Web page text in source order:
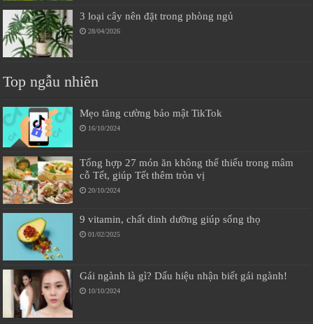
3 loại cây nên đặt trong phòng ngủ
28/04/2026
Top ngẫu nhiên
Mẹo tăng cường bảo mật TikTok
16/10/2024
Tổng hợp 27 món ăn không thể thiếu trong mâm
cỗ Tết, giúp Tết thêm tròn vị
20/10/2024
9 vitamin, chất dinh dưỡng giúp sống thọ
01/02/2025
Gái ngành là gì? Dấu hiệu nhận biết gái ngành!
10/10/2024